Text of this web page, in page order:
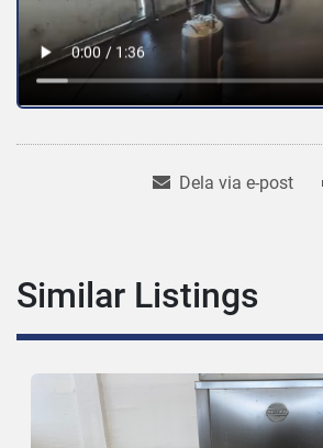
Dela via e-post
Similar Listings